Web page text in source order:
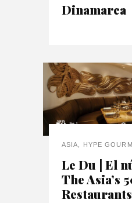
Dinamarca
ASIA HYPE
Le Du | El
The Asia’s
Restaurants